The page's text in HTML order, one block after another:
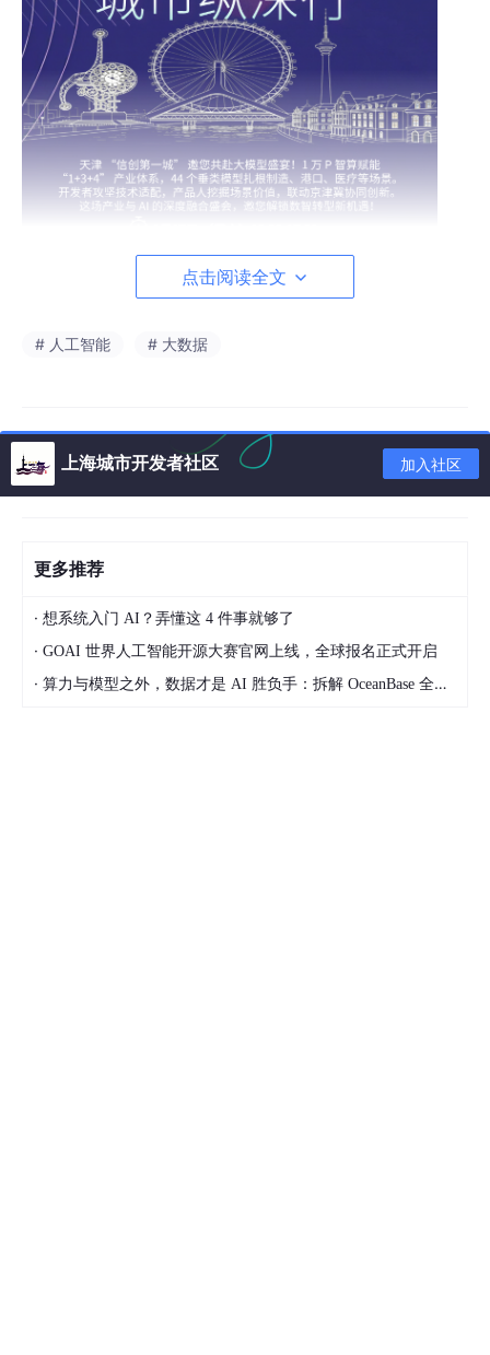
点击阅读全文
# 人工智能 # 大数据
上海城市开发者社区 加入社区
更多推荐
· 想系统入门 AI？弄懂这 4 件事就够了
· GOAI 世界人工智能开源大赛官网上线，全球报名正式开启
· 算力与模型之外，数据才是 AI 胜负手：拆解 OceanBase 全新 AI 湖库产品体系